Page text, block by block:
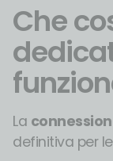
Che
La
definitiva per